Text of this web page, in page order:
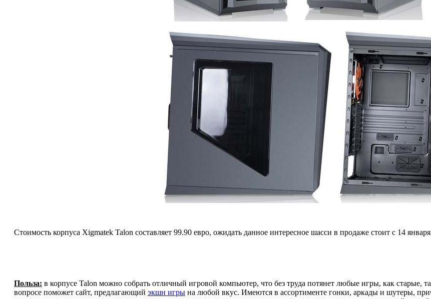
Стоимость корпуса Xigmatek Talon составляет 99.90 евро, ожидать данное интересное шасси в продаже стоит с 14
Польза: в корпусе Talon можно собрать отличный игровой компьютер, что без труда потянет любые игры, как старые,
вопросе поможет сайт, предлагающий экшн игрына любой вкус. Имеются в ассортименте гонки, аркады и шутеры,